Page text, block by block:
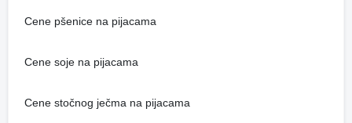
Cene pšenice na pijacama
Cene soje na pijacama
Cene stočnog ječma na pijacama